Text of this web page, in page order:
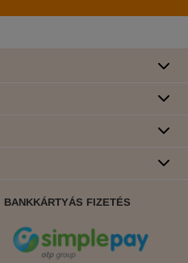
BANKKÁRTYÁS FIZETÉS